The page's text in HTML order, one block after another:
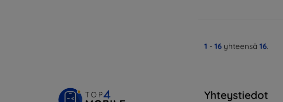
1 - 16 yhteensä 16.
Yhteystiedot